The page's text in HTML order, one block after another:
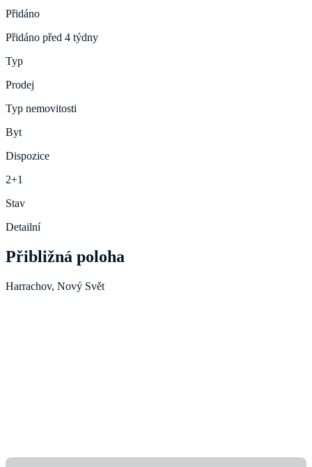
Přidáno
Přidáno před 4 týdny
Typ
Prodej
Typ nemovitosti
Byt
Dispozice
2+1
Stav
Detailní
Přibližná poloha
Harrachov, Nový Svět